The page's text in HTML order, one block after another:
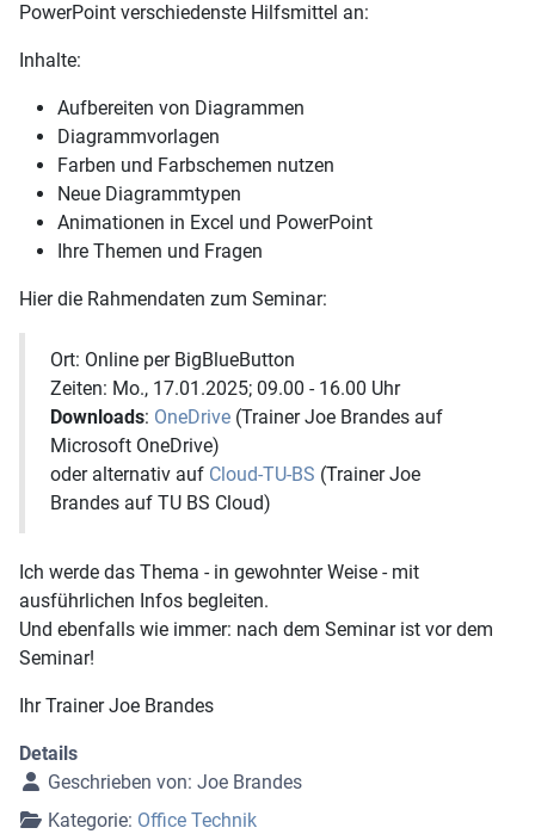
PowerPoint verschiedenste Hilfsmittel an:
Inhalte:
Aufbereiten von Diagrammen
Diagrammvorlagen
Farben und Farbschemen nutzen
Neue Diagrammtypen
Animationen in Excel und PowerPoint
Ihre Themen und Fragen
Hier die Rahmendaten zum Seminar:
Ort: Online per BigBlueButton
Zeiten: Mo., 17.01.2025; 09.00 - 16.00 Uhr
Downloads: OneDrive (Trainer Joe Brandes auf
Microsoft OneDrive)
oder alternativ auf Cloud-TU-BS (Trainer Joe
Brandes auf TU BS Cloud)
Ich werde das Thema - in gewohnter Weise - mit
ausführlichen Infos begleiten.
Und ebenfalls wie immer: nach dem Seminar ist vor dem
Seminar!
Ihr Trainer Joe Brandes
Details
Geschrieben von: Joe Brandes
Kategorie: Office Technik